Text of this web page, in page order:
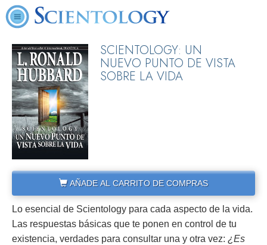
SCIENTOLOGY: UN
NUEVO PUNTO DE VISTA
SOBRE LA VIDA
AÑADE AL CARRITO DE COMPRAS
Lo esencial de Scientology para cada aspecto de la vida.
Las respuestas básicas que te ponen en control de tu
existencia, verdades para consultar una y otra vez: ¿Es